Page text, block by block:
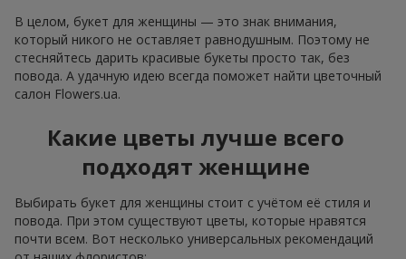
В целом, букет для женщины — это знак внимания,
который никого не оставляет равнодушным. Поэтому не
стесняйтесь дарить красивые букеты просто так, без
повода. А удачную идею всегда поможет найти цветочный
салон Flowers.ua.
Какие цветы лучше всего
подходят женщине
Выбирать букет для женщины стоит с учётом её стиля и
повода. При этом существуют цветы, которые нравятся
почти всем. Вот несколько универсальных рекомендаций